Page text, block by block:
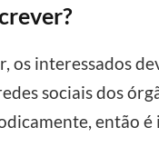
os interessados
sociais dos
então